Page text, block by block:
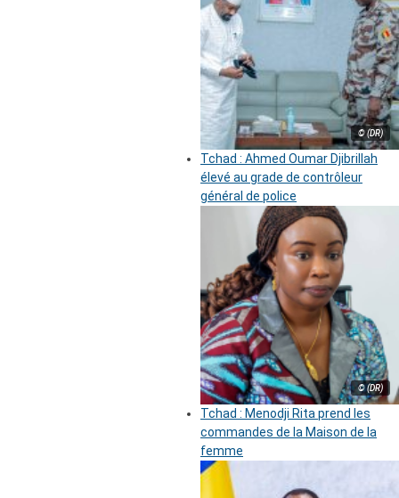
© (DR)
Tchad : Ahmed Oumar Djibrillah
élevé au grade de contrôleur
général de police
© (DR)
Tchad : Menodji Rita prend les
commandes de la Maison de la
femme